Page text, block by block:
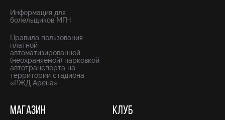
Информация для
болельщиков МГН
Правила пользования
платной
автоматизированной
(неохраняемой) парковкой
автотранспорта на
территории стадиона
«РЖД Арена»
МАГАЗИН КЛУБ